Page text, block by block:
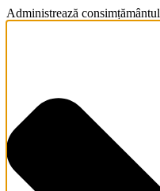
Administrează consimțământul